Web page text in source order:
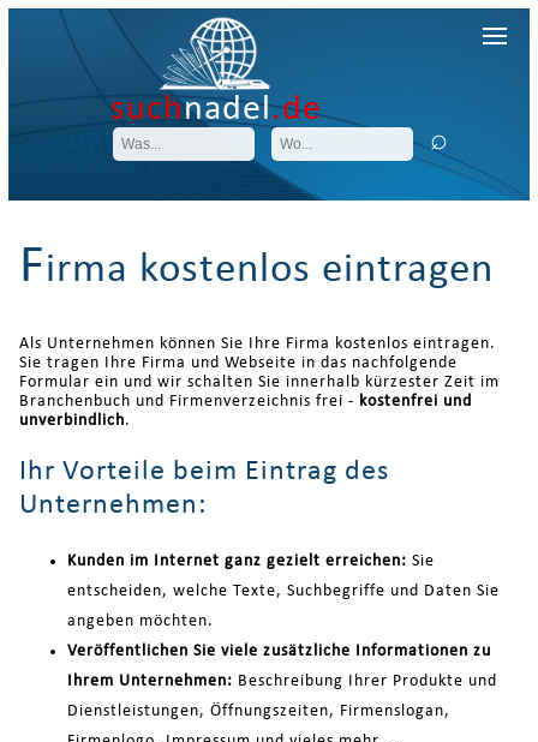
suchnadel.de
Firma kostenlos eintragen
Als Unternehmen können Sie Ihre Firma kostenlos eintragen.
Sie tragen Ihre Firma und Webseite in das nachfolgende
Formular ein und wir schalten Sie innerhalb kürzester Zeit im
Branchenbuch und Firmenverzeichnis frei - kostenfrei und
unverbindlich.
Ihr Vorteile beim Eintrag des
Unternehmen:
Kunden im Internet ganz gezielt erreichen: Sie
entscheiden, welche Texte, Suchbegriffe und Daten Sie
angeben möchten.
Veröffentlichen Sie viele zusätzliche Informationen zu
Ihrem Unternehmen: Beschreibung Ihrer Produkte und
Dienstleistungen, Öffnungszeiten, Firmenslogan,